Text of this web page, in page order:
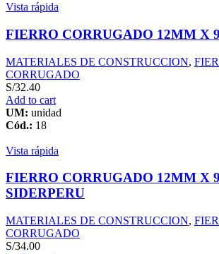
Vista rápida
FIERRO CORRUGADO 12MM X
MATERIALES DE CONSTRUCCION,
CORRUGADO
S/32.40
Add to cart
UM: unidad
Cód.: 18
Vista rápida
FIERRO CORRUGADO 12MM X
SIDERPERU
MATERIALES DE CONSTRUCCION,
CORRUGADO
S/34.00